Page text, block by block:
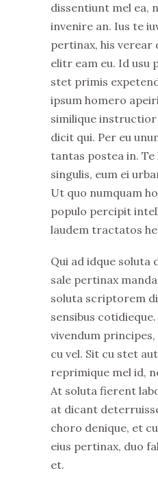
dissentiunt mel ea,
invenire an. Ius te
pertinax, his verear
elitr eam eu. Id usu
stet primis
ipsum homero
similique
dicit qui. Per eu
tantas postea in. Te
singulis, eum ei
Ut quo numquam
populo percipit
laudem tractatos
Qui ad idque soluta
sale pertinax
soluta scriptorem
sensibus
vivendum
cu vel. Sit cu stet
reprimique mel id,
At soluta fierent
at dicant
choro denique, et
eius pertinax, duo
et.